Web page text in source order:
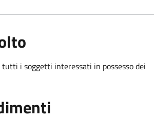
i soggetti interessati in possesso dei